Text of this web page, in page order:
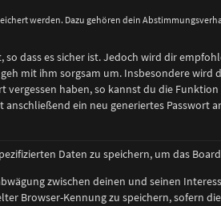
werden. Dazu gehören dein
dass es sicher ist. Jedoch wird dir
mit ihm sorgsam um. Insbesondere
haben, so kannst du die
ein neu generiertes Passwort
Daten zu speichern, um das
zwischen deinen und seinen
Browser-Kennung zu speichern, sofern